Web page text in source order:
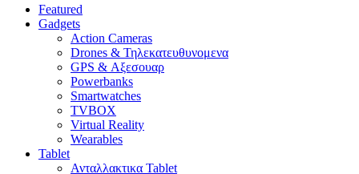
Featured
Gadgets
Action Cameras
Drones & Τηλεκατευθυνομενα
GPS & Αξεσουαρ
Powerbanks
Smartwatches
TVBOX
Virtual Reality
Wearables
Tablet
Ανταλλακτικα Tablet